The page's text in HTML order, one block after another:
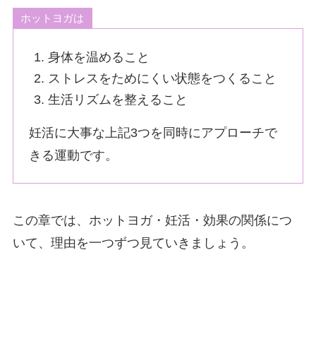
ホットヨガは
身体を温めること
ストレスをためにくい状態をつくること
生活リズムを整えること
妊活に大事な上記3つを同時にアプローチで
きる運動です。
この章では、ホットヨガ・妊活・効果の関係につ
いて、理由を一つずつ見ていきましょう。